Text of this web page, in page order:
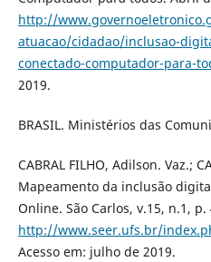
http://
atuacao/cidadao/inclusao-
conectado-computador-para-
2019.
BRASIL. Ministérios das
CABRAL FILHO, Adilson. Vaz.;
Mapeamento da inclusão
Online. São Carlos, v.15, n.1,
http://www.seer.ufs.br/
Acesso em: julho de 2019.